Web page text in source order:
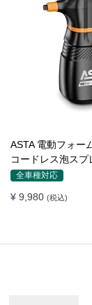
ASTA 電動フォー
コードレス泡スプ
式フォームスプレ
全車種対応
¥ 9,980 (税込)